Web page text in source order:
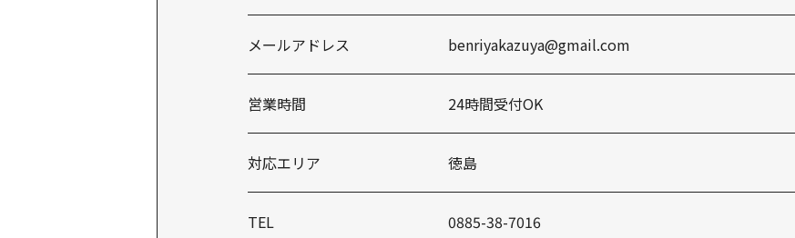
メールアドレス benriyakazuya@gmail.com
営業時間 24時間受付OK
対応エリア 徳島
TEL 0885-38-7016